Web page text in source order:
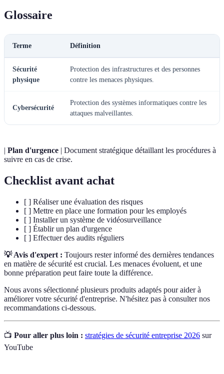
Glossaire
Terme Définition
Sécurité
physique
Protection des infrastructures et des personnes
contre les menaces physiques.
Cybersécurité
Protection des systèmes informatiques contre les
attaques malveillantes.
| Plan d'urgence | Document stratégique détaillant les procédures à
suivre en cas de crise.
Checklist avant achat
[ ] Réaliser une évaluation des risques
[ ] Mettre en place une formation pour les employés
[ ] Installer un système de vidéosurveillance
[ ] Établir un plan d'urgence
[ ] Effectuer des audits réguliers
💡 Avis d'expert : Toujours rester informé des dernières tendances
en matière de sécurité est crucial. Les menaces évoluent, et une
bonne préparation peut faire toute la différence.
Nous avons sélectionné plusieurs produits adaptés pour aider à
améliorer votre sécurité d'entreprise. N'hésitez pas à consulter nos
recommandations ci-dessous.
📺 Pour aller plus loin : stratégies de sécurité entreprise 2026 sur
YouTube